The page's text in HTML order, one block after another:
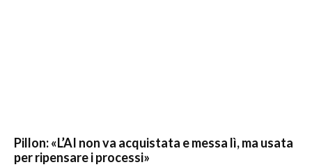
Pillon: «L’AI non va acquistata e messa lì, ma usata
per ripensare i processi»